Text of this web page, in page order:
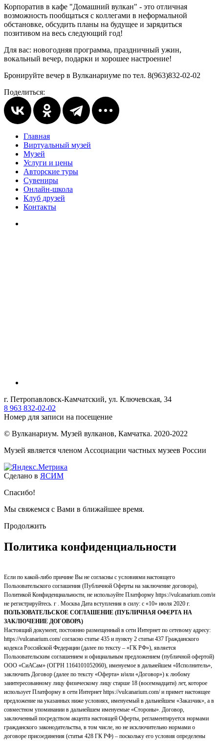
Корпоратив в кафе "Домашний вулкан" - это отличная
возможность пообщаться с коллегами в неформальной
обстановке, обсудить планы на будущее и зарядиться
позитивом на весь следующий год!
Для вас: новогодняя программа, праздничный ужин,
вокальный вечер, подарки и хорошее настроение!
Бронируйте вечер в Вулканариуме по тел. 8(963)832-02-02
Поделиться:
Главная
Виртуальный музей
Музей
Услуги и цены
Авторские туры
Сувениры
Онлайн-школа
Клуб друзей
Контакты
г. Петропавловск-Камчатский, ул. Ключевская, 34
8 963 832-02-02
Номер для записи на посещение
© Вулканариум. Музей вулканов, Камчатка. 2020-2022
Музей является членом Ассоциации частных музеев России
Сделано в ЯСИМ
Спасибо!
Мы свяжемся с Вами в ближайшее время.
Продолжить
Политика конфиденциальности
Если по какой-либо причине Вы не согласны с условиями настоящего
Пользовательского соглашения (Публичной Оферты на заключение договора),
Политикой Конфиденциальности, не используйте Платформу https://vulcanarium.com/и
не регистрируйтесь. г . Москва Дата вступления в силу: с «10» июля 2020 г.
ПОЛЬЗОВАТЕЛЬСКОЕ СОГЛАШЕНИЕ (ПУБЛИЧНАЯ ОФЕРТА НА
ЗАКЛЮЧЕНИЕ ДОГОВОРА)
Настоящий документ, постоянно размещенный в сети Интернет по сетевому адресу:
https://vulcanarium.com/ согласно статье 435 и пункту 2 статьи 437 Гражданского
кодекса Российской Федерации (далее по тексту – «ГК РФ»), является
Пользовательским соглашением и официальным предложением (публичной офертой)
ООО «СиАСам» (ОГРН 1164101052060), именуемое в дальнейшем «Исполнитель»,
заключить Договор (далее по тексту «Оферта» и/или «Договор») к любому
заинтересованному лицу физическому лицу старше 18 (восемнадцати) лет, которое
использует Платформу в сети Интернет https://vulcanarium.com/ и примет настоящее
предложение на указанных ниже условиях, именуемый в дальнейшем «Заказчик», а в
совместном упоминании в дальнейшем именуемые «Стороны». Договор,
заключенный посредством акцепта настоящей Оферты, регламентируется нормами
гражданского законодательства, в том числе, но не исключительно нормами о
договоре присоединения (статья 428 ГК РФ) – поскольку его условия определены